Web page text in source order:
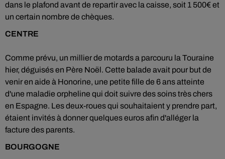
dans le plafond avant de repartir avec la caisse, soit 1 500€ et
un certain nombre de chèques.
CENTRE
Comme prévu, un millier de motards a parcouru la Touraine
hier, déguisés en Père Noël. Cette balade avait pour but de
venir en aide à Honorine, une petite fille de 6 ans atteinte
d'une maladie orpheline qui doit suivre des soins très chers
en Espagne. Les deux-roues qui souhaitaient y prendre part,
étaient invités à donner quelques euros afin d'alléger la
facture des parents.
BOURGOGNE